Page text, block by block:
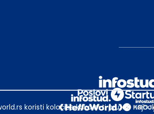
koristi kolačiće kako bi ti pružao